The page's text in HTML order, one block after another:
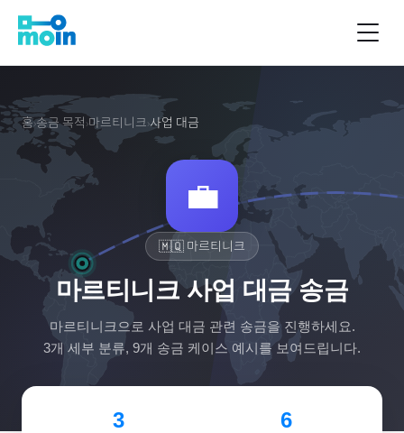
홈›송금 목적 ›마르티니크›사업 대금
💼
🇲🇶 마르티니크
마르티니크 사업 대금 송금
마르티니크 으로 사업 대금 관련 송금을 진행하세요.
3개 세부 분류, 9개 송금 케이스 예시를 보여드립니다.
3 6